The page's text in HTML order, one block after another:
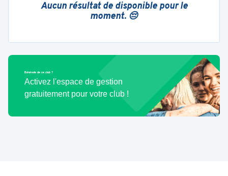
Aucun résultat de disponible pour le
moment. 😔
Bénévole de ce club ?
Activez l'espace de gestion
gratuitement pour votre club !